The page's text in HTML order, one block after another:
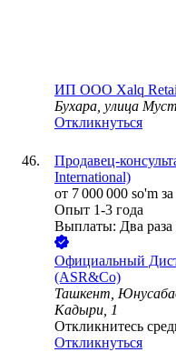
ИП ООО Xalq
Бухара, улица
Откликнуться
Продавец-
International)
от 7 000 000 so'm
Опыт 1-3 года
Выплаты: Два раза
Официальный
(ASR&Co)
Ташкент,
Кадыри, 1
Откликнитесь
Откликнуться